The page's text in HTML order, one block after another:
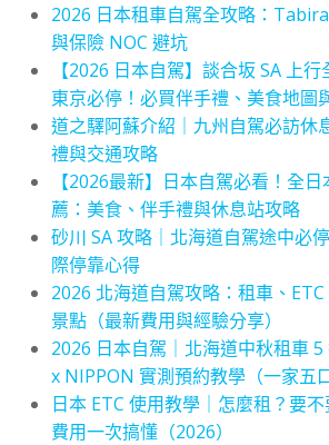
2026 日本租車自駕全攻略：
與保險 NOC 避坑
【2026 日本自駕】談合坂 SA 上
東京必停！必買伴手禮、美食地圖
道之驛阿蘇介紹｜九州自駕必訪休
禮與交通攻略
【2026最新】日本自駕必看！全
薦：美食、伴手禮與休息站攻略
砂川 SA 攻略｜北海道自駕途中必
際停靠心得
2026 北海道自駕攻略：租車、
景點（最新費用與經驗分享）
2026 日本自駕｜北海道中秋租車 5
x NIPPON 實測預約教學（一家五
日本 ETC 使用教學｜怎麼租？要
費用一次搞懂（2026）